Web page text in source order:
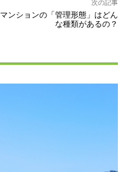
次の記事
マンションの「管理形態」はどん
な種類があるの？